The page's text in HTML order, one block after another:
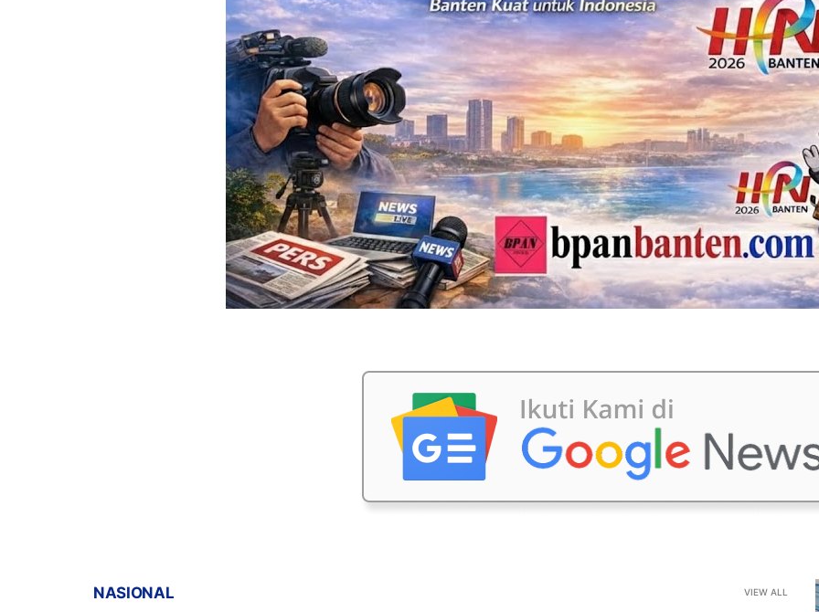
NASIONAL VIEW ALL